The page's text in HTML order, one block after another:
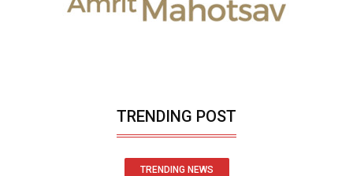
TRENDING POST
TRENDING NEWS